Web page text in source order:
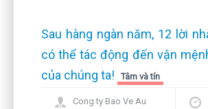
Sau hàng ngàn năm, 12 lời
có thể tác động đến vận
của chúng ta!
Tâm và tín
Cong ty Bao Ve Au